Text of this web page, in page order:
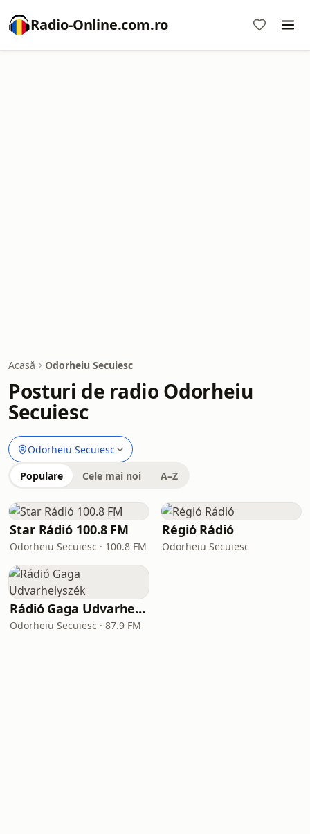
Radio-Online.com.ro
Acasă Odorheiu Secuiesc
Posturi de radio Odorheiu
Secuiesc
Odorheiu Secuiesc
Populare Cele mai noi A–Z
Star Rádió 100.8 FM
Odorheiu Secuiesc · 100.8 FM
Régió Rádió
Odorheiu Secuiesc
Rádió Gaga Udvarhelyszék
Odorheiu Secuiesc · 87.9 FM